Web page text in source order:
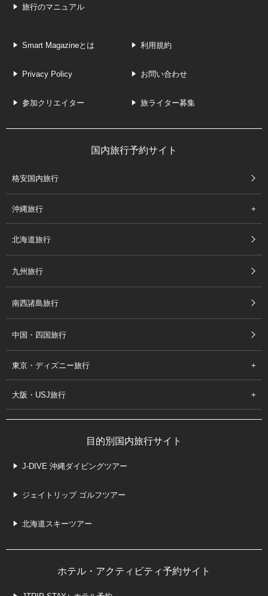
旅行のマニュアル
Smart Magazineとは 利用規約
Privacy Policy お問い合わせ
参加クリエイター 旅ライター募集
国内旅行予約サイト
格安国内旅行
沖縄旅行
北海道旅行
九州旅行
南西諸島旅行
中国・四国旅行
東京・ディズニー旅行
大阪・USJ旅行
目的別国内旅行サイト
J-DIVE 沖縄ダイビングツアー
ジェイトリップ ゴルフツアー
北海道スキーツアー
ホテル・アクティビティ予約サイト